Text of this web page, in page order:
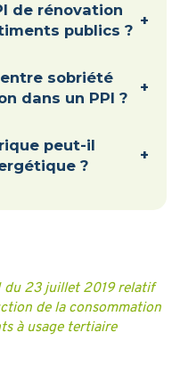
de rénovation
publics ?
+
sobriété
dans un PPI ?
+
peut-il
?
+
du 23 juillet 2019 relatif
de la consommation
à usage tertiaire